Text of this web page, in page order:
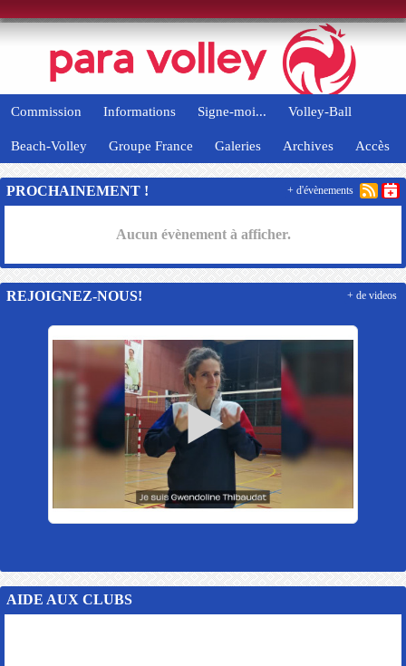
Commission Informations Signe-moi... Volley-Ball
Beach-Volley Groupe France Galeries Archives Accès
PROCHAINEMENT !
Aucun évènement à afficher.
+ d'évènements
REJOIGNEZ-NOUS! + de videos
AIDE AUX CLUBS